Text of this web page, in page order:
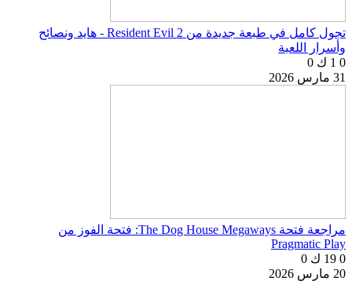
تجول كامل في طبعة جديدة من Resident Evil 2 - هايد ونصائح
وأسرار اللعبة
0 1 ك
0
31 مارس 2026
مراجعة فتحة The Dog House Megaways: فتحة الفوز من
Pragmatic Play
0 19 ك
0
20 مارس 2026